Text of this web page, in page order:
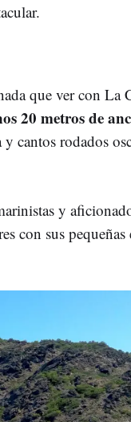
que ver con La
20 metros de
cantos rodados
y
con sus pequeñas